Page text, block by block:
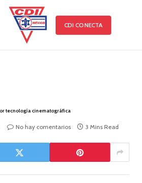
CDI CONECTA
tecnología cinematográfica
No hay comentarios 3 Mins Read